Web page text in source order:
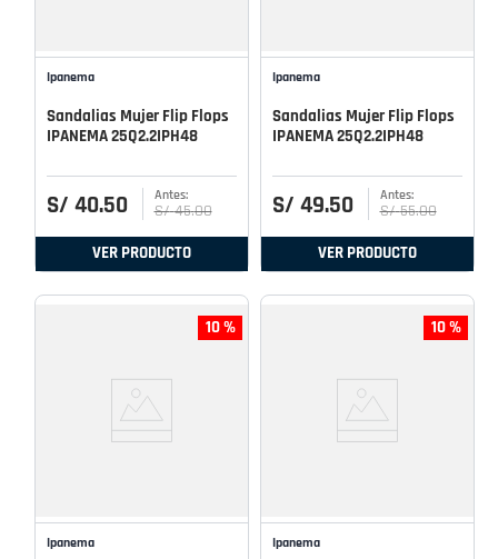
Ipanema
Sandalias Mujer Flip Flops
IPANEMA 25Q2.2IPH48
S/ 40.50 S/ 45.00
VER PRODUCTO
Ipanema
Sandalias Mujer Flip Flops
IPANEMA 25Q2.2IPH48
S/ 49.50 S/ 55.00
VER PRODUCTO
10 %
Ipanema
10 %
Ipanema